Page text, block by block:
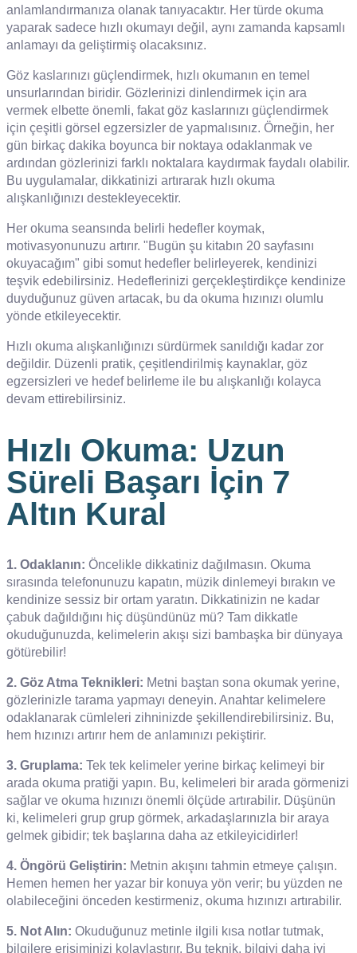
anlamlandırmanıza olanak tanıyacaktır. Her türde okuma
yaparak sadece hızlı okumayı değil, aynı zamanda kapsamlı
anlamayı da geliştirmiş olacaksınız.
Göz kaslarınızı güçlendirmek, hızlı okumanın en temel
unsurlarından biridir. Gözlerinizi dinlendirmek için ara
vermek elbette önemli, fakat göz kaslarınızı güçlendirmek
için çeşitli görsel egzersizler de yapmalısınız. Örneğin, her
gün birkaç dakika boyunca bir noktaya odaklanmak ve
ardından gözlerinizi farklı noktalara kaydırmak faydalı olabilir.
Bu uygulamalar, dikkatinizi artırarak hızlı okuma
alışkanlığınızı destekleyecektir.
Her okuma seansında belirli hedefler koymak,
motivasyonunuzu artırır. "Bugün şu kitabın 20 sayfasını
okuyacağım" gibi somut hedefler belirleyerek, kendinizi
teşvik edebilirsiniz. Hedeflerinizi gerçekleştirdikçe kendinize
duyduğunuz güven artacak, bu da okuma hızınızı olumlu
yönde etkileyecektir.
Hızlı okuma alışkanlığınızı sürdürmek sanıldığı kadar zor
değildir. Düzenli pratik, çeşitlendirilmiş kaynaklar, göz
egzersizleri ve hedef belirleme ile bu alışkanlığı kolayca
devam ettirebilirsiniz.
Hızlı Okuma: Uzun
Süreli Başarı İçin 7
Altın Kural
1. Odaklanın: Öncelikle dikkatiniz dağılmasın. Okuma
sırasında telefonunuzu kapatın, müzik dinlemeyi bırakın ve
kendinize sessiz bir ortam yaratın. Dikkatinizin ne kadar
çabuk dağıldığını hiç düşündünüz mü? Tam dikkatle
okuduğunuzda, kelimelerin akışı sizi bambaşka bir dünyaya
götürebilir!
2. Göz Atma Teknikleri: Metni baştan sona okumak yerine,
gözlerinizle tarama yapmayı deneyin. Anahtar kelimelere
odaklanarak cümleleri zihninizde şekillendirebilirsiniz. Bu,
hem hızınızı artırır hem de anlamınızı pekiştirir.
3. Gruplama: Tek tek kelimeler yerine birkaç kelimeyi bir
arada okuma pratiği yapın. Bu, kelimeleri bir arada görmenizi
sağlar ve okuma hızınızı önemli ölçüde artırabilir. Düşünün
ki, kelimeleri grup grup görmek, arkadaşlarınızla bir araya
gelmek gibidir; tek başlarına daha az etkileyicidirler!
4. Öngörü Geliştirin: Metnin akışını tahmin etmeye çalışın.
Hemen hemen her yazar bir konuya yön verir; bu yüzden ne
olabileceğini önceden kestirmeniz, okuma hızınızı artırabilir.
5. Not Alın: Okuduğunuz metinle ilgili kısa notlar tutmak,
bilgilere erişiminizi kolaylaştırır. Bu teknik, bilgiyi daha iyi